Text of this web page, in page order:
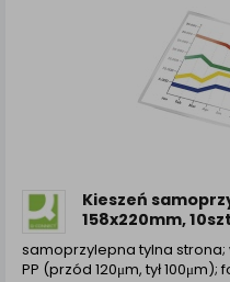
Kieszeń
158x220mm,
samoprzylepna tylna
PP (przód 120μm, tył 100μm);